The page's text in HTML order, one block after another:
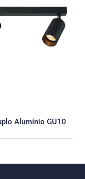
Alumínio GU10